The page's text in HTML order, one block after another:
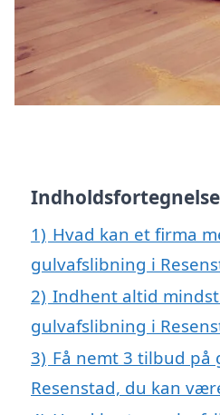
Indholdsfortegnelse
1) Hvad kan et firma
gulvafslibning i
2) Indhent altid
gulvafslibning i
3) Få nemt 3 tilbud på
Resenstad, du kan